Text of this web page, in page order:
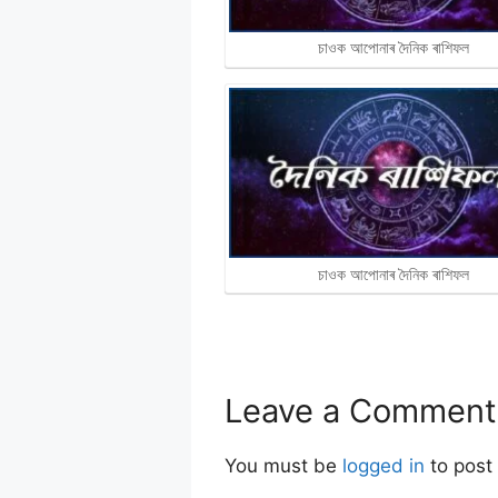
চাওক আপোনাৰ দৈনিক ৰাশিফল
চাওক আপোনাৰ দৈনিক ৰাশিফল
Leave a Comment
You must be logged in to post